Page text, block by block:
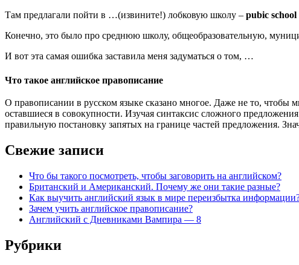
Там предлагали пойти в …(извините!) лобковую школу – pubic school
Конечно, это было про среднюю школу, общеобразовательную,
И вот эта самая ошибка заставила меня задуматься о том, …
Что такое английское правописание
О правописании в русском языке сказано многое. Даже не то, чтобы
оставшиеся в совокупности. Изучая синтаксис сложного
правильную постановку запятых на границе частей предложения.
Свежие записи
Что бы такого посмотреть, чтобы заговорить на английском?
Британский и Американский. Почему же они такие разные?
Как выучить английский язык в мире переизбытка
Зачем учить английское правописание?
Английский с Дневниками Вампира — 8
Рубрики